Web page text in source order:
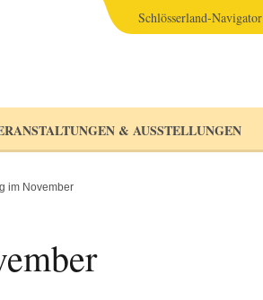
& AUSSTELLUNGEN
Schlösserland-Navigator
im November